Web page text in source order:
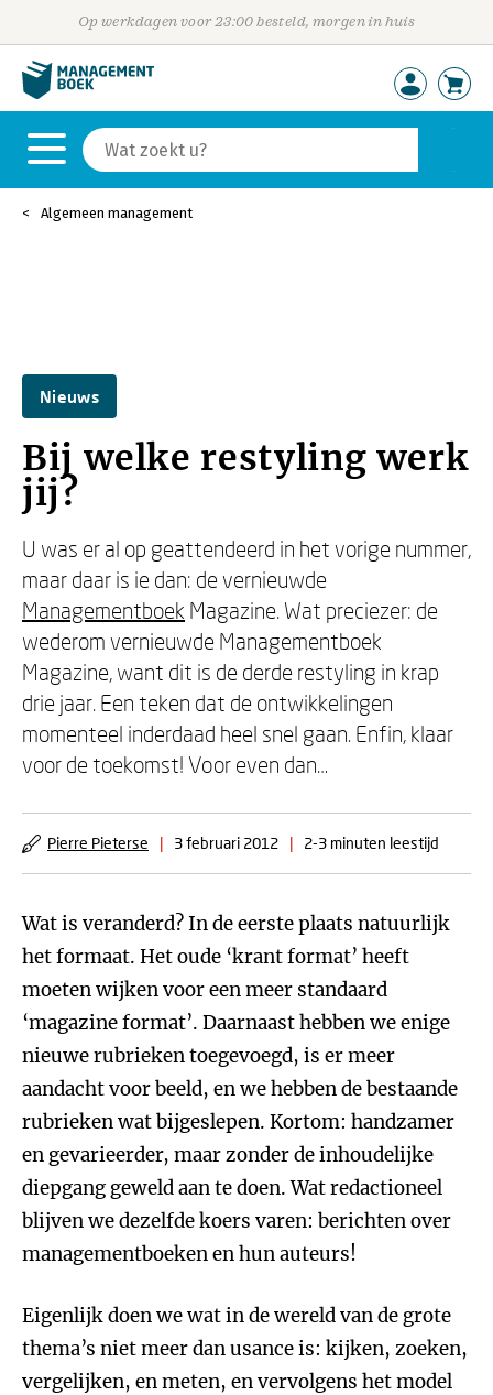
Op werkdagen voor 23:00 besteld, morgen in huis
Algemeen management
Nieuws
Bij welke restyling werk
jij?
U was er al op geattendeerd in het vorige nummer,
maar daar is ie dan: de vernieuwde
Managementboek Magazine. Wat preciezer: de
wederom vernieuwde Managementboek
Magazine, want dit is de derde restyling in krap
drie jaar. Een teken dat de ontwikkelingen
momenteel inderdaad heel snel gaan. Enfin, klaar
voor de toekomst! Voor even dan…
Pierre Pieterse | 3 februari 2012 | 2-3 minuten leestijd
Wat is veranderd? In de eerste plaats natuurlijk
het formaat. Het oude ‘krant format’ heeft
moeten wijken voor een meer standaard
‘magazine format’. Daarnaast hebben we enige
nieuwe rubrieken toegevoegd, is er meer
aandacht voor beeld, en we hebben de bestaande
rubrieken wat bijgeslepen. Kortom: handzamer
en gevarieerder, maar zonder de inhoudelijke
diepgang geweld aan te doen. Wat redactioneel
blijven we dezelfde koers varen: berichten over
managementboeken en hun auteurs!
Eigenlijk doen we wat in de wereld van de grote
thema’s niet meer dan usance is: kijken, zoeken,
vergelijken, en meten, en vervolgens het model